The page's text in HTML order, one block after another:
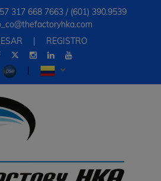
317 668 7663 / (601) 390.9539
| REGISTRO